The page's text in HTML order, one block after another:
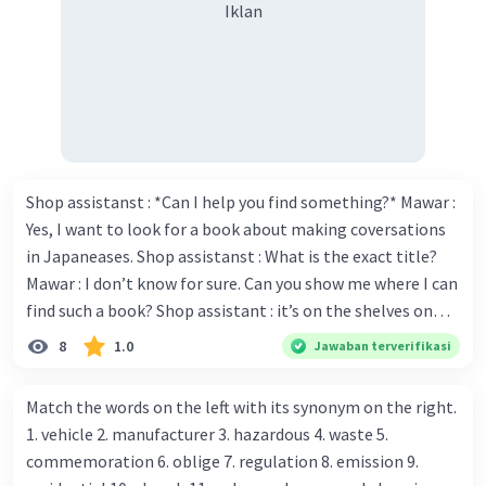
Iklan
Shop assistanst : *Can I help you find something?* Mawar :
Yes, I want to look for a book about making coversations
in Japaneases. Shop assistanst : What is the exact title?
Mawar : I don’t know for sure. Can you show me where I can
find such a book? Shop assistant : it’s on the shelves on
the corner in the foreign language section. Mawar : O.K.,
thanks. Is there any discount for every purchase? Shop
for all items. Mawar : Great. The, may I see the catalog?
Shop assistant : Sure. You can use this computer to check
our books. Mawar : Yes. Thanks you Shop assistant : *Is
8 1.0 Jawaban terverifikasi
Match the words on the left with its synonym on the right.
1. vehicle 2. manufacturer 3. hazardous 4. waste 5.
commemoration 6. oblige 7. regulation 8. emission 9.